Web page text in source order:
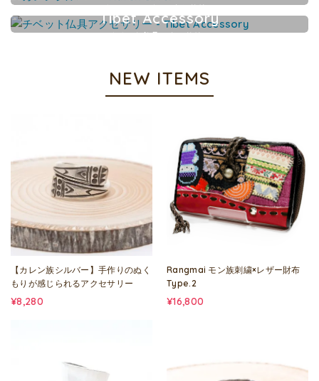
カレンシルバーアクセサリー
Tibet Accessory
チベット仏具アクセサリー
NEW ITEMS
【カレン族シルバー】手作りのぬく
もりが感じられるアクセサリー
¥8,280
Rangmai モン族刺繍×レザー財布
Type.2
¥16,800